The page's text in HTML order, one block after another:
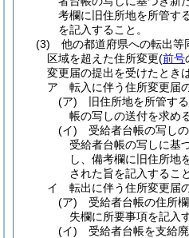
考欄に旧住所地を所管す
を記入すること。
(3)
他の都道府県への転出
区域を超えた住所変更(前号
変更届の提出を受けたとき
ア
転入に伴う住所変更届
(ア)
旧住所地を所管す
帳の写しの送付を求め
(イ)
受給者台帳の写し
受給者台帳の写しに基
し、備考欄に旧住所地
された旨を記入すること
イ
転出に伴う住所変更届
(ア)
受給者台帳の住所
失欄に所要事項を記入
(イ)
受給者台帳を支給